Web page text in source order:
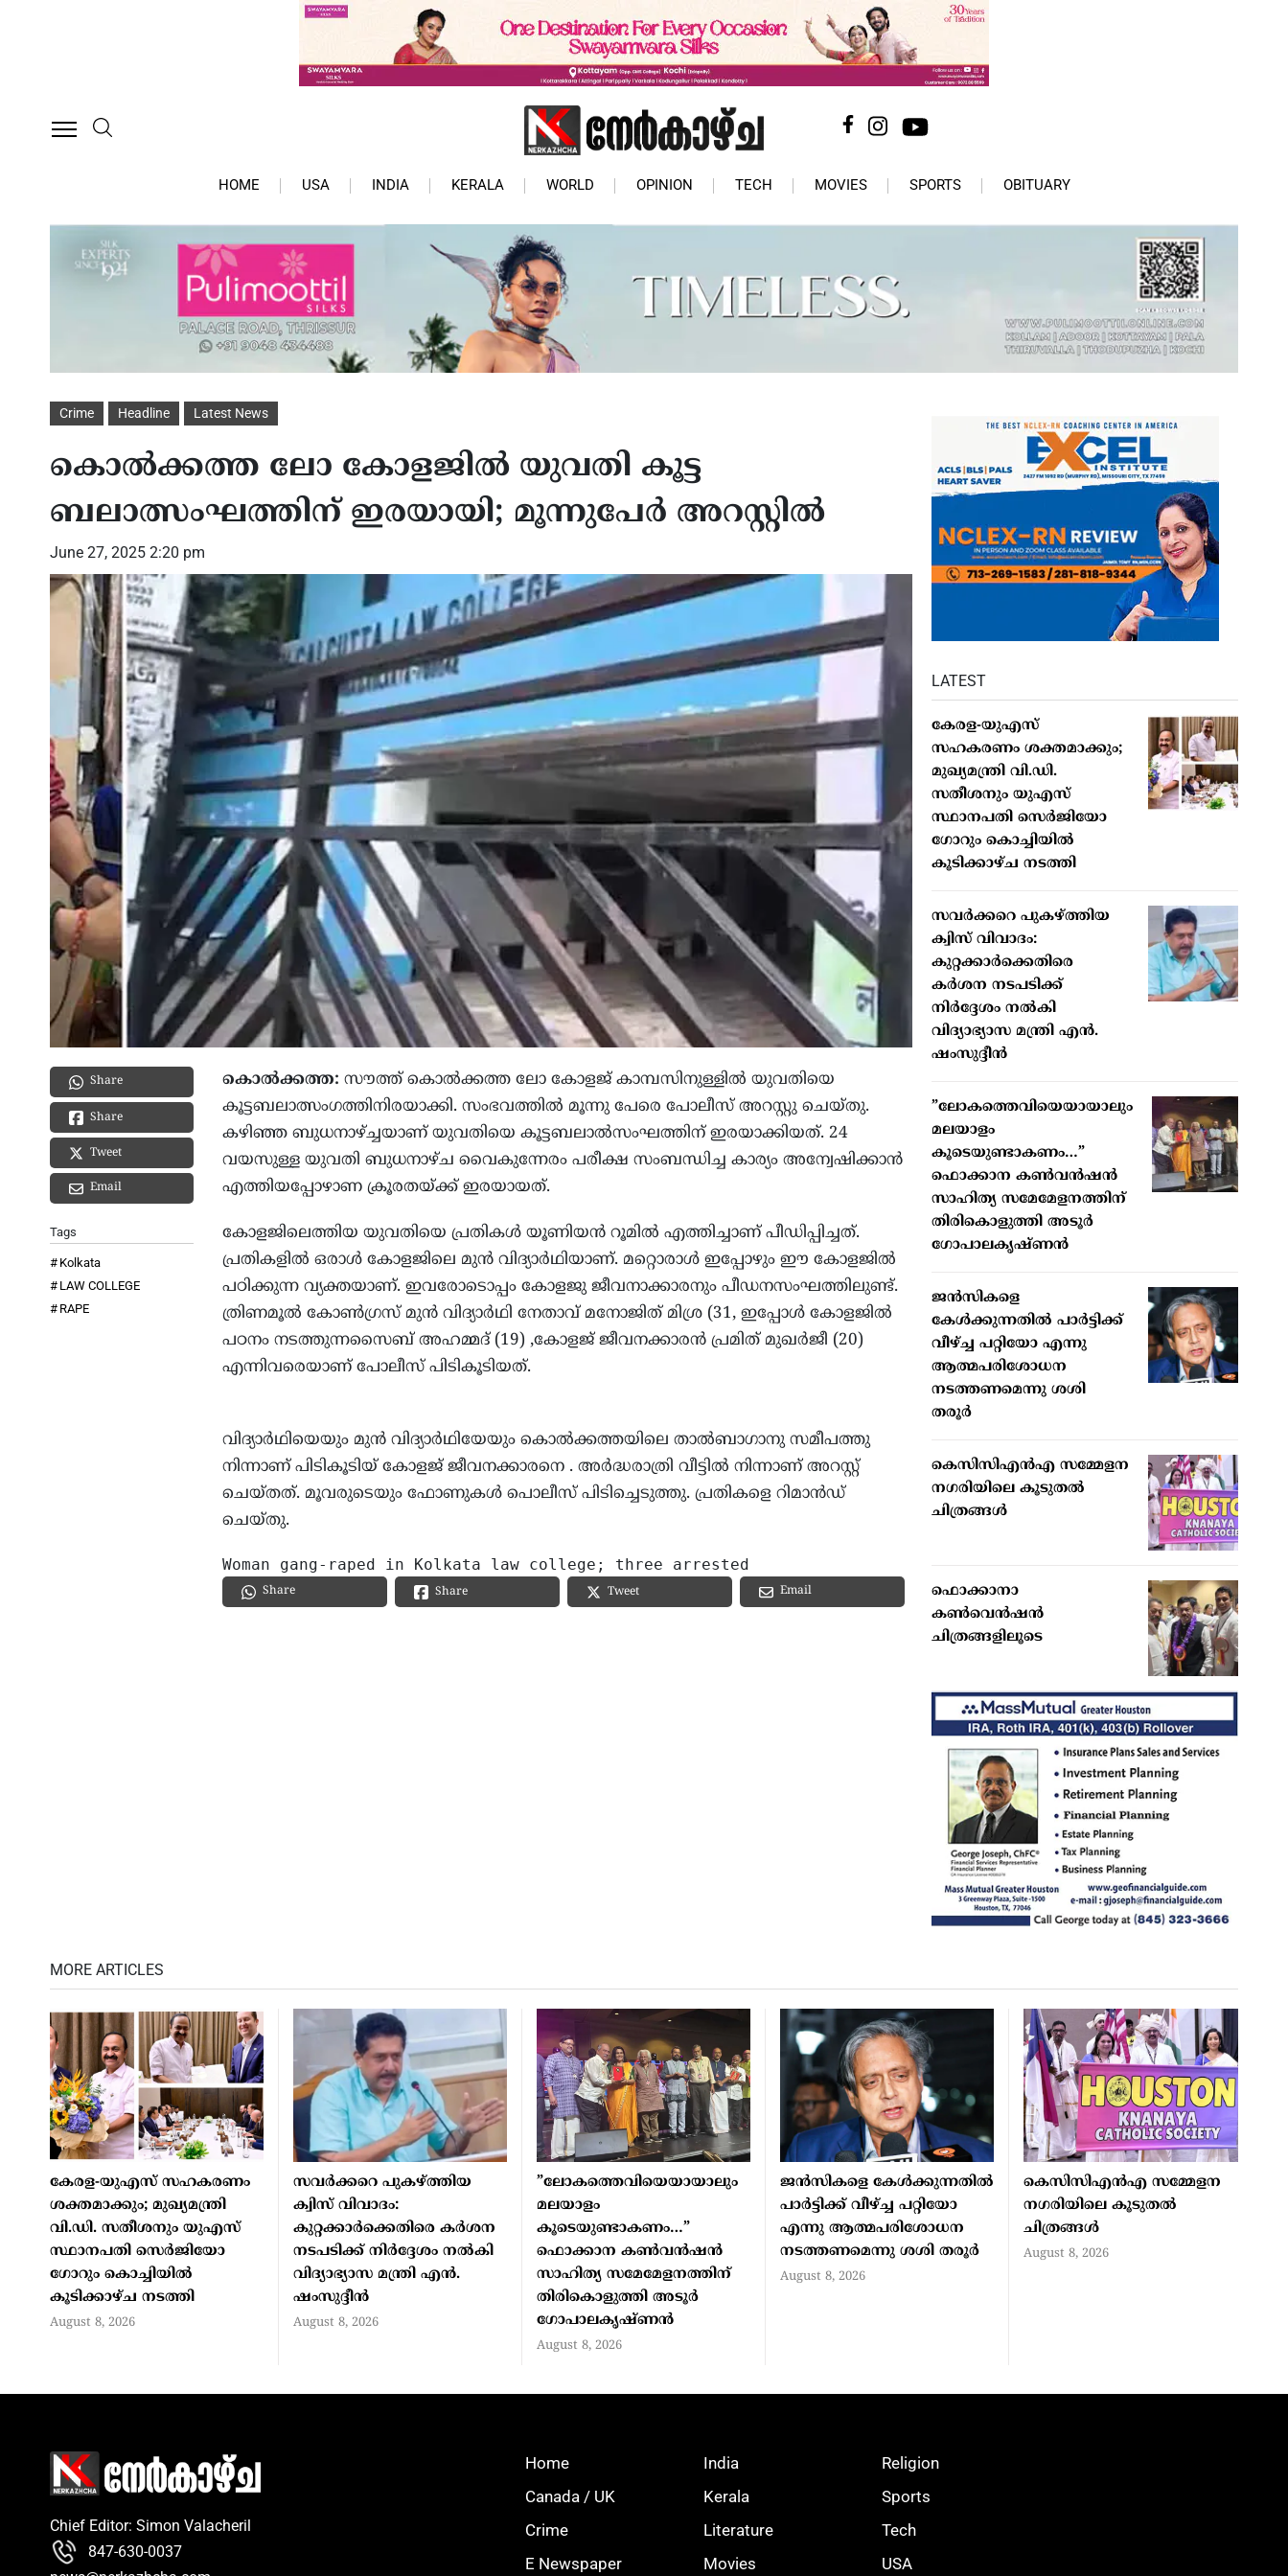
HOME USA INDIA KERALA WORLD OPINION TECH MOVIES SPORTS OBITUARY
Crime Headline Latest News
കൊല്‍ക്കത്ത ലോ കോളജില്‍ യുവതി കൂട്ട
ബലാത്സംഘത്തിന് ഇരയായി; മൂന്നുപേര്‍ അറസ്റ്റില്‍
June 27, 2025 2:20 pm
Share
Share
Tweet
Email
Tags
Kolkata
LAW COLLEGE
RAPE
കൊല്‍ക്കത്ത: സൗത്ത് കൊല്‍ക്കത്ത ലോ കോളജ് കാമ്പസിനുള്ളില്‍ യുവതിയെ
കൂട്ടബലാത്സംഗത്തിനിരയാക്കി. സംഭവത്തില്‍ മൂന്നു പേരെ പോലീസ് അറസ്റ്റു ചെയ്തു.
കഴിഞ്ഞ ബുധനാഴ്ച്ചയാണ് യുവതിയെ കൂട്ടബലാല്‍സംഘത്തിന് ഇരയാക്കിയത്. 24
വയസുള്ള യുവതി ബുധനാഴ്ച വൈകുന്നേരം പരീക്ഷ സംബന്ധിച്ച കാര്യം അന്വേഷിക്കാന്‍
എത്തിയപ്പോഴാണ ക്രൂരതയ്ക്ക് ഇരയായത്.
കോളജിലെത്തിയ യുവതിയെ പ്രതികള്‍ യൂണിയന്‍ റൂമില്‍ എത്തിച്ചാണ് പീഡിപ്പിച്ചത്.
പ്രതികളില്‍ ഒരാള്‍ കോളജിലെ മുന്‍ വിദ്യാര്‍ഥിയാണ്. മറ്റൊരാള്‍ ഇപ്പോഴും ഈ കോളജില്‍
പഠിക്കുന്ന വ്യക്തയാണ്. ഇവരോടൊപ്പം കോളജു ജീവനാക്കാരനും പീഡനസംഘത്തിലുണ്ട്.
ത്രിണമൂല്‍ കോണ്‍ഗ്രസ് മുന്‍ വിദ്യാര്‍ഥി നേതാവ് മനോജിത് മിശ്ര (31, ഇപ്പോള്‍ കോളജില്‍
പഠനം നടത്തുന്നസൈബ് അഹമ്മദ് (19) ,കോളജ് ജീവനക്കാരന്‍ പ്രമിത് മുഖര്‍ജീ (20)
എന്നിവരെയാണ് പോലീസ് പിടികൂടിയത്.
വിദ്യാര്‍ഥിയെയും മുന്‍ വിദ്യാര്‍ഥിയേയും കൊല്‍ക്കത്തയിലെ താല്‍ബാഗാനു സമീപത്തു
നിന്നാണ് പിടികൂടിയ് കോളജ് ജീവനക്കാരനെ . അര്‍ദ്ധരാത്രി വീട്ടില്‍ നിന്നാണ് അറസ്റ്റ്
ചെയ്തത്. മൂവരുടെയും ഫോണുകള്‍ പൊലീസ് പിടിച്ചെടുത്തു. പ്രതികളെ റിമാന്‍ഡ്
ചെയ്തു.
Woman gang-raped in Kolkata law college; three arrested
Share Share Tweet Email
LATEST
കേരള-യുഎസ്
സഹകരണം ശക്തമാക്കും;
മുഖ്യമന്ത്രി വി.ഡി.
സതീശനും യുഎസ്
സ്ഥാനപതി സെർജിയോ
ഗോറും കൊച്ചിയിൽ
കൂടിക്കാഴ്ച നടത്തി
സവർക്കറെ പുകഴ്ത്തിയ
ക്വിസ് വിവാദം:
കുറ്റക്കാർക്കെതിരെ
കർശന നടപടിക്ക്
നിർദ്ദേശം നൽകി
വിദ്യാഭ്യാസ മന്ത്രി എൻ.
ഷംസുദ്ദീൻ
”ലോകത്തെവിയെയായാലും
മലയാളം
കൂടെയുണ്ടാകണം…”
ഫൊക്കാന കണ്‍വന്‍ഷന്‍
സാഹിത്യ സമേമേളനത്തിന്
തിരികൊളുത്തി അടൂര്‍
ഗോപാലകൃഷ്ണന്‍
ജന്‍സികളെ
കേള്‍ക്കുന്നതില്‍ പാര്‍ട്ടിക്ക്
വീഴ്ച്ച പറ്റിയോ എന്നു
ആത്മപരിശോധന
നടത്തണമെന്നു ശശി
തരൂര്‍
കെസിസിഎന്‍എ സമ്മേളന
നഗരിയിലെ കൂടുതല്‍
ചിത്രങ്ങള്‍
ഫൊക്കാനാ
കണ്‍വെന്‍ഷന്‍
ചിത്രങ്ങളിലൂടെ
MORE ARTICLES
കേരള-യുഎസ് സഹകരണം
ശക്തമാക്കും; മുഖ്യമന്ത്രി
വി.ഡി. സതീശനും യുഎസ്
സ്ഥാനപതി സെർജിയോ
ഗോറും കൊച്ചിയിൽ
കൂടിക്കാഴ്ച നടത്തി
August 8, 2026
സവർക്കറെ പുകഴ്ത്തിയ
ക്വിസ് വിവാദം:
കുറ്റക്കാർക്കെതിരെ കർശന
നടപടിക്ക് നിർദ്ദേശം നൽകി
വിദ്യാഭ്യാസ മന്ത്രി എൻ.
ഷംസുദ്ദീൻ
August 8, 2026
”ലോകത്തെവിയെയായാലും
മലയാളം
കൂടെയുണ്ടാകണം…”
ഫൊക്കാന കണ്‍വന്‍ഷന്‍
സാഹിത്യ സമേമേളനത്തിന്
തിരികൊളുത്തി അടൂര്‍
ഗോപാലകൃഷ്ണന്‍
August 8, 2026
ജന്‍സികളെ കേള്‍ക്കുന്നതില്‍
പാര്‍ട്ടിക്ക് വീഴ്ച്ച പറ്റിയോ
എന്നു ആത്മപരിശോധന
നടത്തണമെന്നു ശശി തരൂര്‍
August 8, 2026
കെസിസിഎന്‍എ സമ്മേളന
നഗരിയിലെ കൂടുതല്‍
ചിത്രങ്ങള്‍
August 8, 2026
Chief Editor: Simon Valacheril
847-630-0037
Home
Canada / UK
Crime
E Newspaper
India
Kerala
Literature
Movies
Religion
Sports
Tech
USA